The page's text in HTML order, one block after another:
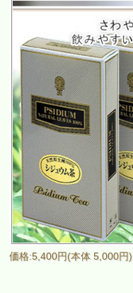
価格:5,400円(本体 5,000円)